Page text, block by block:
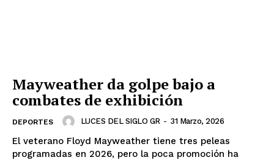
SUSCRÍBETE AHORA
Mayweather da golpe bajo a
combates de exhibición
DEPORTES LUCES DEL SIGLO GR - 31 Marzo, 2026
El veterano Floyd Mayweather tiene tres peleas
programadas en 2026, pero la poca promoción ha